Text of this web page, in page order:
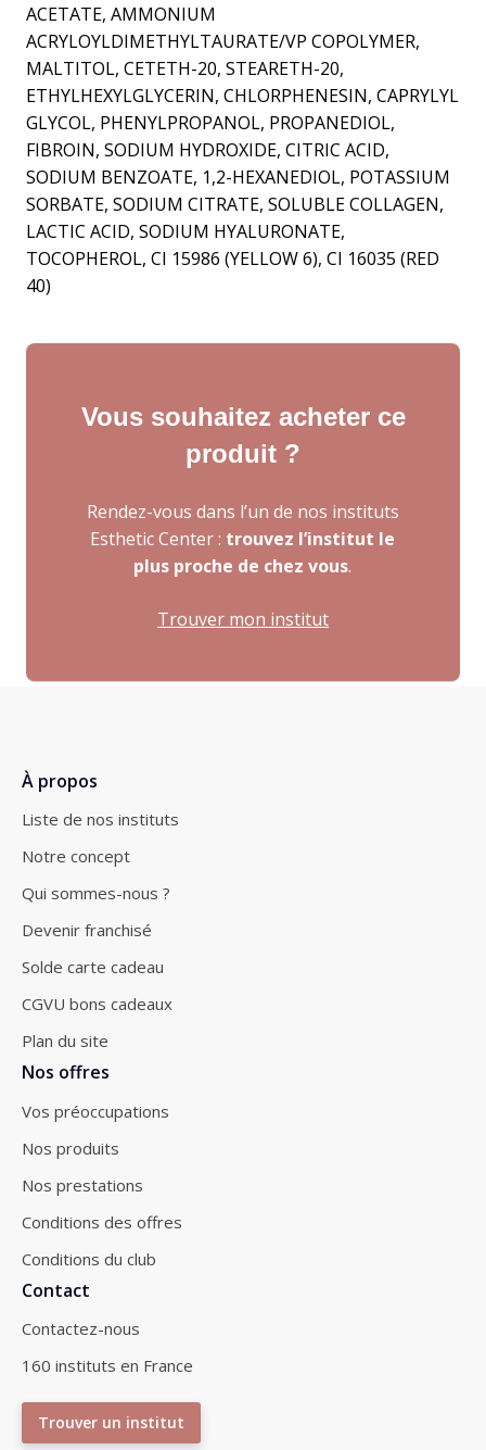
ACETATE, AMMONIUM
ACRYLOYLDIMETHYLTAURATE/VP COPOLYMER,
MALTITOL, CETETH-20, STEARETH-20,
ETHYLHEXYLGLYCERIN, CHLORPHENESIN, CAPRYLYL
GLYCOL, PHENYLPROPANOL, PROPANEDIOL,
FIBROIN, SODIUM HYDROXIDE, CITRIC ACID,
SODIUM BENZOATE, 1,2-HEXANEDIOL, POTASSIUM
SORBATE, SODIUM CITRATE, SOLUBLE COLLAGEN,
LACTIC ACID, SODIUM HYALURONATE,
TOCOPHEROL, CI 15986 (YELLOW 6), CI 16035 (RED
40)
Vous souhaitez acheter ce
produit ?
Rendez-vous dans l’un de nos instituts
Esthetic Center : trouvez l’institut le
plus proche de chez vous.
Trouver mon institut
À propos
Liste de nos instituts
Notre concept
Qui sommes-nous ?
Devenir franchisé
Solde carte cadeau
CGVU bons cadeaux
Plan du site
Nos offres
Vos préoccupations
Nos produits
Nos prestations
Conditions des offres
Conditions du club
Contact
Contactez-nous
160 instituts en France
Trouver un institut